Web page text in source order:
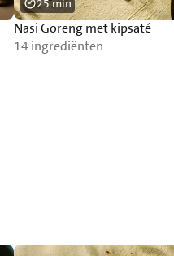
Nasi Goreng met kipsaté
14 ingrediënten
25 min